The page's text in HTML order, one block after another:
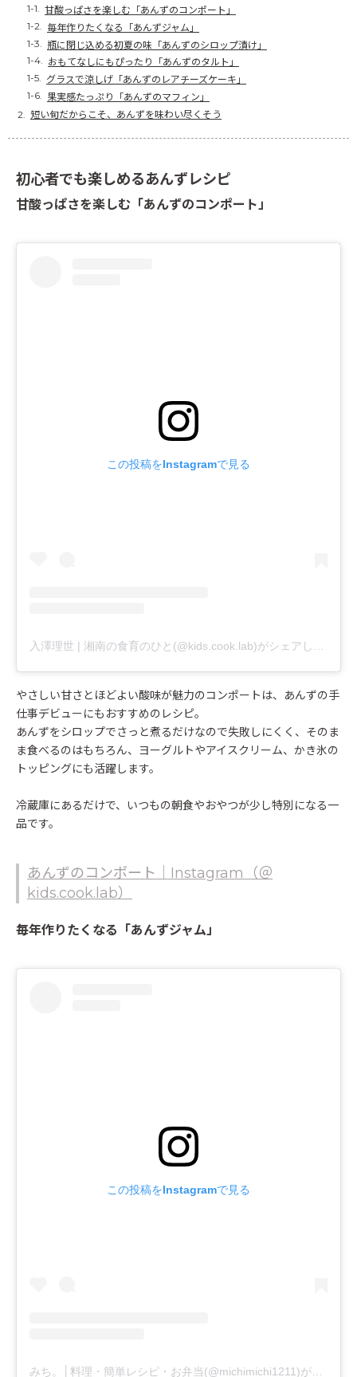
甘酸っぱさを楽しむ「あんずのコンポート」
毎年作りたくなる「あんずジャム」
瓶に閉じ込める初夏の味「あんずのシロップ漬け」
おもてなしにもぴったり「あんずのタルト」
グラスで涼しげ「あんずのレアチーズケーキ」
果実感たっぷり「あんずのマフィン」
短い旬だからこそ、あんずを味わい尽くそう
初心者でも楽しめるあんずレシピ
甘酸っぱさを楽しむ「あんずのコンポート」
この投稿をInstagramで見る
入澤理世 | 湘南の食育のひと(@kids.cook.lab)がシェアした投稿
やさしい甘さとほどよい酸味が魅力のコンポートは、あんずの手
仕事デビューにもおすすめのレシピ。
あんずをシロップでさっと煮るだけなので失敗しにくく、そのま
ま食べるのはもちろん、ヨーグルトやアイスクリーム、かき氷の
トッピングにも活躍します。
冷蔵庫にあるだけで、いつもの朝食やおやつが少し特別になる一
品です。
あんずのコンポート｜Instagram（＠
kids.cook.lab）
毎年作りたくなる「あんずジャム」
この投稿をInstagramで見る